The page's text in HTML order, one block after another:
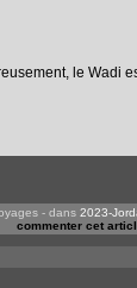
le Wadi
- dans 2023-
commenter cet